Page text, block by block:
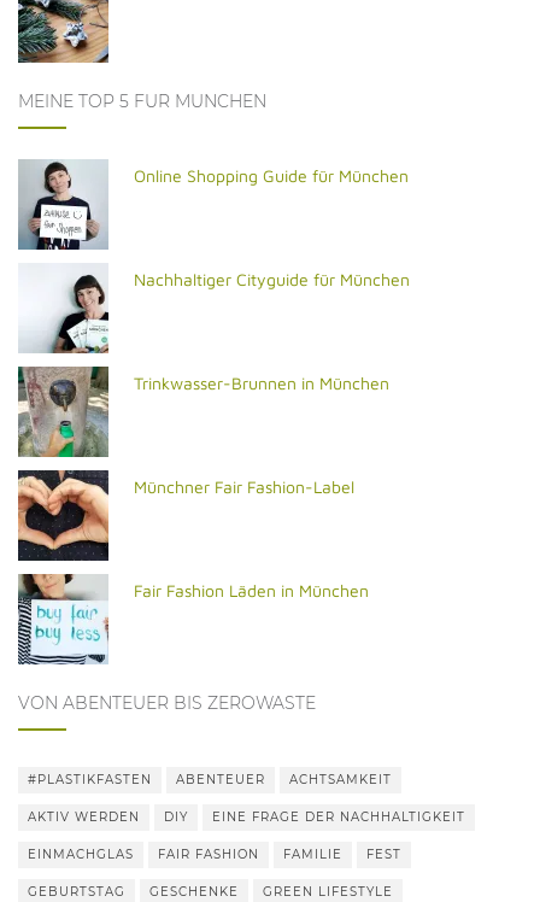
MEINE TOP 5 FÜR MÜNCHEN
Online Shopping Guide für München
Nachhaltiger Cityguide für München
Trinkwasser-Brunnen in München
Münchner Fair Fashion-Label
Fair Fashion Läden in München
VON ABENTEUER BIS ZEROWASTE
#PLASTIKFASTEN ABENTEUER ACHTSAMKEIT
AKTIV WERDEN DIY EINE FRAGE DER NACHHALTIGKEIT
EINMACHGLAS FAIR FASHION FAMILIE FEST
GEBURTSTAG GESCHENKE GREEN LIFESTYLE